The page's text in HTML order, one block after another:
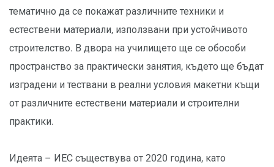
тематично да се покажат различните техники и
естествени материали, използвани при устойчивото
строителство. В двора на училището ще се обособи
пространство за практически занятия, където ще бъдат
изградени и тествани в реални условия макетни къщи
от различните естествени материали и строителни
практики.
Идеята – ИЕС съществува от 2020 година, като